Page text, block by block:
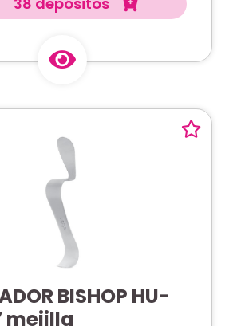
BISHOP HU-
mejilla